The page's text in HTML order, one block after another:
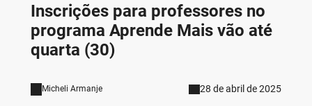
Inscrições para professores no
programa Aprende Mais vão até
quarta (30)
Micheli Armanje 28 de abril de 2025